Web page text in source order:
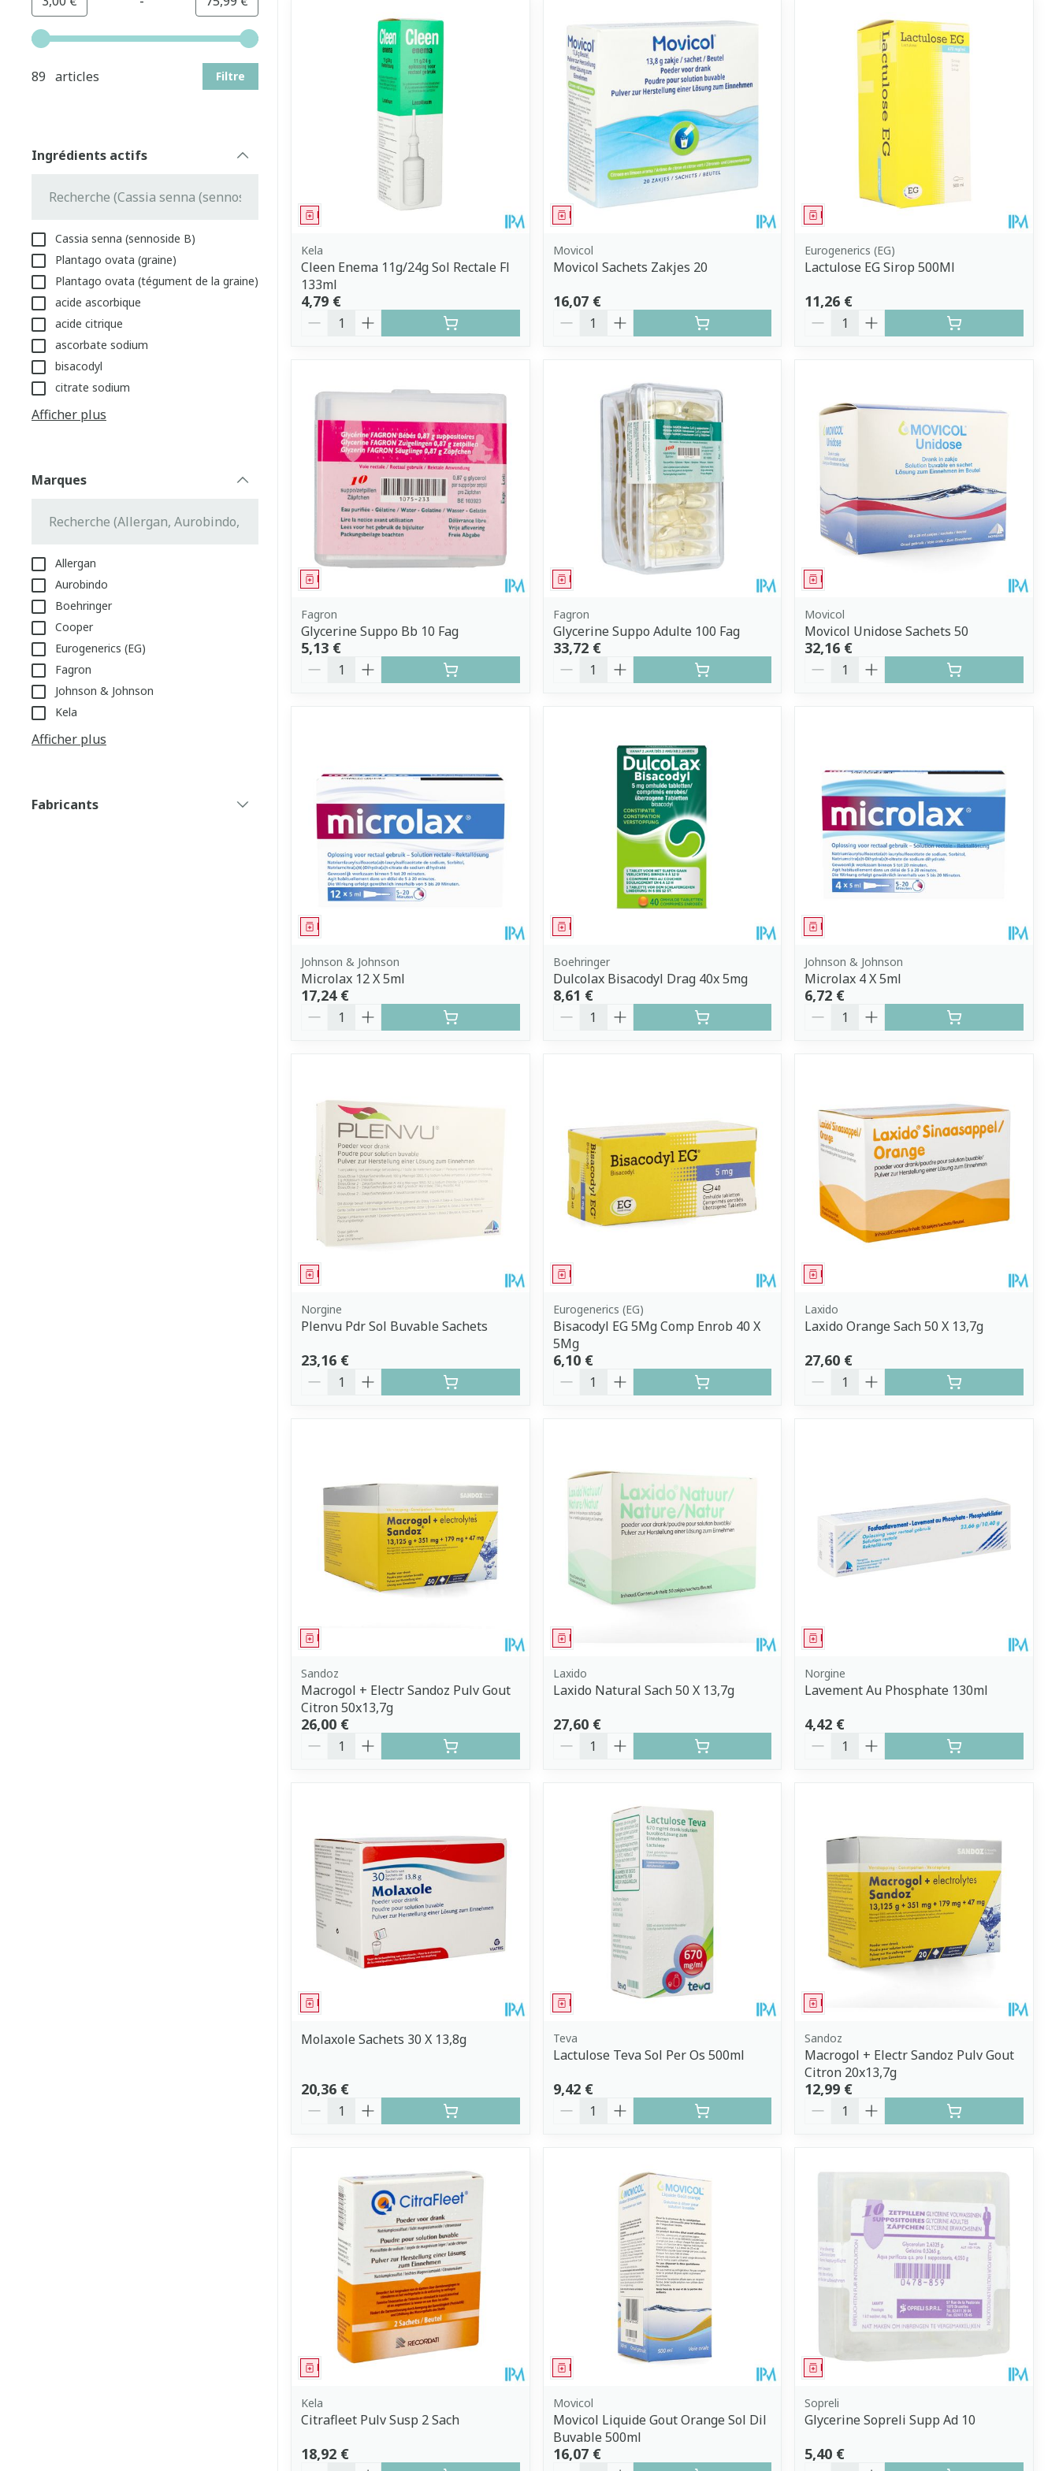
Utilisez les touches fléchées gauche et droite pour ajuster les valeurs minimales et maximales du prix.
89 articles
Filtre
Ingrédients actifs
Cassia senna (sennoside B)
Plantago ovata (graine)
Plantago ovata (tégument de la graine)
acide ascorbique
acide citrique
ascorbate sodium
bisacodyl
citrate sodium
Afficher plus
Marques
Allergan
Aurobindo
Boehringer
Cooper
Eurogenerics (EG)
Fagron
Johnson & Johnson
Kela
Afficher plus
Fabricants
Médicament
Kela
Cleen Enema 11g/24g Sol Rectale Fl
133ml
4,79 €
Quantité
Médicament
Movicol
Movicol Sachets Zakjes 20
16,07 €
Quantité
Médicament
Eurogenerics (EG)
Lactulose EG Sirop 500Ml
11,26 €
Quantité
Médicament
Fagron
Glycerine Suppo Bb 10 Fag
5,13 €
Quantité
Médicament
Fagron
Glycerine Suppo Adulte 100 Fag
33,72 €
Quantité
Médicament
Movicol
Movicol Unidose Sachets 50
32,16 €
Quantité
Médicament
Johnson & Johnson
Microlax 12 X 5ml
17,24 €
Quantité
Médicament
Boehringer
Dulcolax Bisacodyl Drag 40x 5mg
8,61 €
Quantité
Médicament
Johnson & Johnson
Microlax 4 X 5ml
6,72 €
Quantité
Médicament
Norgine
Plenvu Pdr Sol Buvable Sachets
23,16 €
Quantité
Médicament
Eurogenerics (EG)
Bisacodyl EG 5Mg Comp Enrob 40 X
5Mg
6,10 €
Quantité
Médicament
Laxido
Laxido Orange Sach 50 X 13,7g
27,60 €
Quantité
Médicament
Sandoz
Macrogol + Electr Sandoz Pulv Gout
Citron 50x13,7g
26,00 €
Quantité
Médicament
Laxido
Laxido Natural Sach 50 X 13,7g
27,60 €
Quantité
Médicament
Norgine
Lavement Au Phosphate 130ml
4,42 €
Quantité
Médicament
Molaxole Sachets 30 X 13,8g
20,36 €
Quantité
Médicament
Teva
Lactulose Teva Sol Per Os 500ml
9,42 €
Quantité
Médicament
Sandoz
Macrogol + Electr Sandoz Pulv Gout
Citron 20x13,7g
12,99 €
Quantité
Médicament
Kela
Citrafleet Pulv Susp 2 Sach
18,92 €
Médicament
Movicol
Movicol Liquide Gout Orange Sol Dil
Buvable 500ml
16,07 €
Médicament
Sopreli
Glycerine Sopreli Supp Ad 10
5,40 €